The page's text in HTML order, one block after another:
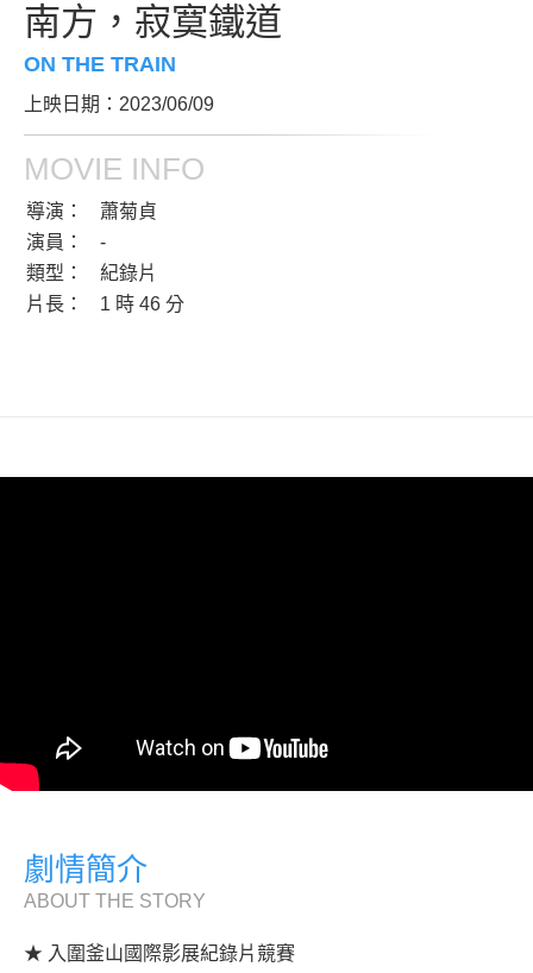
南方，寂寞鐵道
ON THE TRAIN
上映日期：2023/06/09
MOVIE INFO
導演：
蕭菊貞
演員：
-
類型：
紀錄片
片長：
1 時 46 分
劇情簡介
ABOUT THE STORY
★ 入圍釜山國際影展紀錄片競賽